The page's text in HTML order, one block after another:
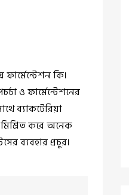
কি।
ও ফার্মেন্টেশনের
ব্যাকটেরিয়া
মিশ্রিত করে অনেক
ব্যবহার প্রচুর।